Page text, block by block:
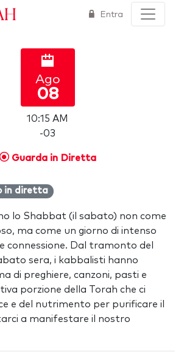
Entra
Ago
08
10:15 AM
-03
Guarda in Diretta
in diretta
lo Shabbat (il sabato) non come
ma come un giorno di intenso
connessione. Dal tramonto del
sera, i kabbalisti hanno
di preghiere, canzoni, pasti e
porzione della Torah che ci
e del nutrimento per purificare il
a manifestare il nostro